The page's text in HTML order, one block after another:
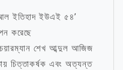
ইতিহাদ ইউএই ৫৪’
করেছে
শেখ আব্দুল আজিজ
চিত্তাকর্ষক এবং অত্যন্ত